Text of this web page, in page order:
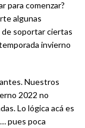
para comenzar?
algunas
de soportar ciertas
invierno
Nuestros
2022 no
Lo lógica acá es
pues poca